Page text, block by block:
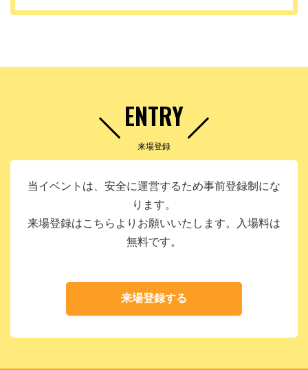
ENTRY
来場登録
当イベントは、安全に運営するため事前登録制にな
ります。
来場登録はこちらよりお願いいたします。入場料は
無料です。
来場登録する